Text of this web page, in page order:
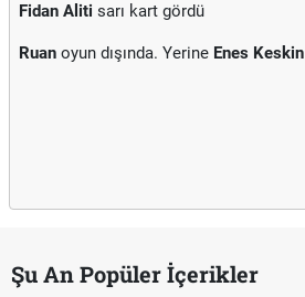
Fidan Aliti sarı kart gördü
Ruan oyun dışında. Yerine Enes Keskin
Şu An Popüler İçerikler